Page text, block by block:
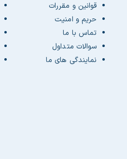
قوانین و مقررات
حریم و امنیت
تماس با ما
سوالات متداول
نمایندگی های ما